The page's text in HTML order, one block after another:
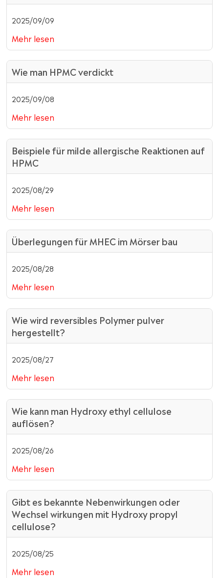
2025/09/09
Mehr lesen
Wie man HPMC verdickt
2025/09/08
Mehr lesen
Beispiele für milde allergische Reaktionen auf
HPMC
2025/08/29
Mehr lesen
Überlegungen für MHEC im Mörser bau
2025/08/28
Mehr lesen
Wie wird reversibles Polymer pulver
hergestellt?
2025/08/27
Mehr lesen
Wie kann man Hydroxy ethyl cellulose
auflösen?
2025/08/26
Mehr lesen
Gibt es bekannte Nebenwirkungen oder
Wechsel wirkungen mit Hydroxy propyl
cellulose?
2025/08/25
Mehr lesen